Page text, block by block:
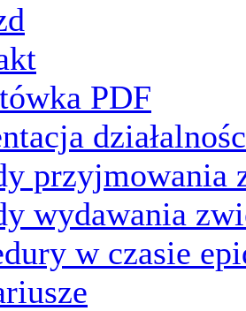
PDF
przyjmowania
wydawania
w czasie